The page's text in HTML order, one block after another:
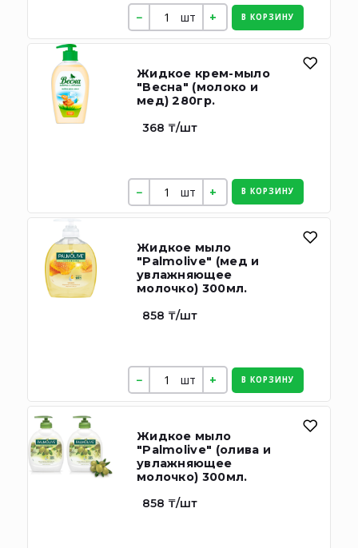
шт В КОРЗИНУ
Жидкое крем-мыло
"Весна" (молоко и
мед) 280гр.
368 ₸/шт
шт В КОРЗИНУ
Жидкое мыло
"Palmolive" (мед и
увлажняющее
молочко) 300мл.
858 ₸/шт
шт В КОРЗИНУ
Жидкое мыло
"Palmolive" (олива и
увлажняющее
молочко) 300мл.
858 ₸/шт